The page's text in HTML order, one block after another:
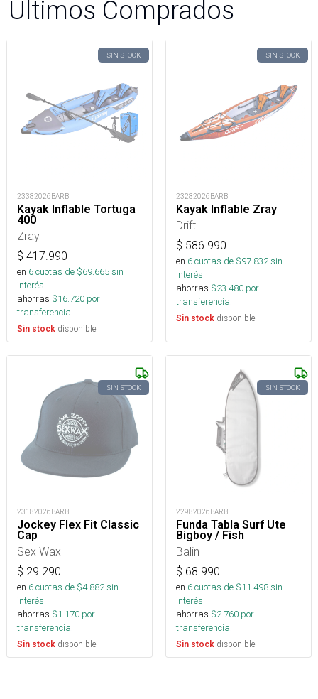
Últimos Comprados
SIN STOCK
23382026BARB
Kayak Inflable Tortuga
400
Zray
$ 417.990
en 6cuotas de $69.665sin
interés
ahorras $16.720 por
transferencia.
Sin stock disponible
SIN STOCK
23282026BARB
Kayak Inflable Zray
Drift
$ 586.990
en 6cuotas de $97.832sin
interés
ahorras $23.480 por
transferencia.
Sin stock disponible
SIN STOCK
23182026BARB
Jockey Flex Fit Classic
Cap
Sex Wax
$ 29.290
en 6cuotas de $4.882sin
interés
ahorras $1.170 por
transferencia.
Sin stock disponible
SIN STOCK
22982026BARB
Funda Tabla Surf Ute
Bigboy / Fish
Balin
$ 68.990
en 6cuotas de $11.498sin
interés
ahorras $2.760 por
transferencia.
Sin stock disponible